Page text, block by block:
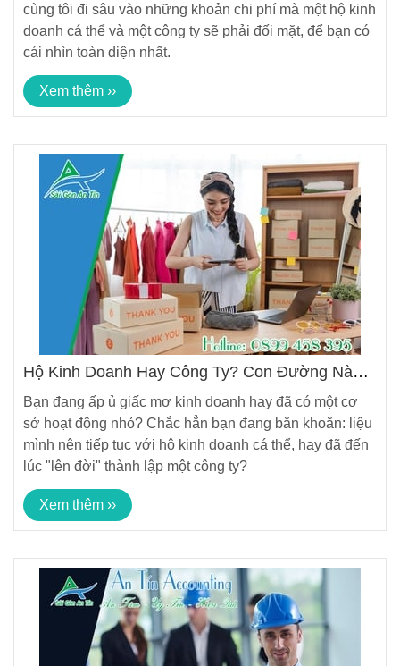
cùng tôi đi sâu vào những khoản chi phí mà một hộ kinh
doanh cá thể và một công ty sẽ phải đối mặt, để bạn có
cái nhìn toàn diện nhất.
Xem thêm ››
Hộ Kinh Doanh Hay Công Ty? Con Đường Nào
Bạn đang ấp ủ giấc mơ kinh doanh hay đã có một cơ
sở hoạt động nhỏ? Chắc hẳn bạn đang băn khoăn: liệu
mình nên tiếp tục với hộ kinh doanh cá thể, hay đã đến
lúc "lên đời" thành lập một công ty?
Xem thêm ››